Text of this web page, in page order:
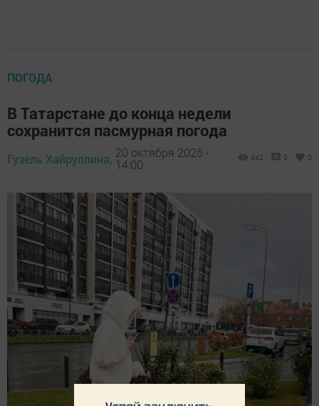
ПОГОДА
В Татарстане до конца недели
сохранится пасмурная погода
Гузель Хайруллина, 20 октября 2025 -
14:00
342 0 0